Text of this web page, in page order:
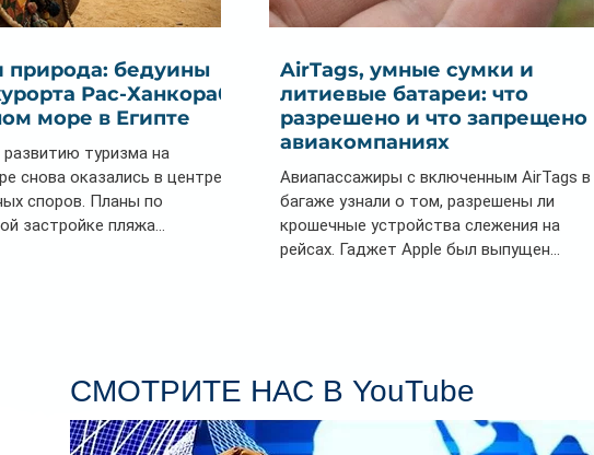
природа: бедуины
Рас-Ханкораб
море в Египте
туризма на
снова оказались в центре
споров. Планы по
застройке пляжа...
AirTags, умные сумки и
литиевые батареи: что
разрешено и что запрещено в
авиакомпаниях
Авиапассажиры с включенным AirTags в
багаже узнали о том, разрешены ли
крошечные устройства слежения на
рейсах. Гаджет Apple был выпущен...
СМОТРИТЕ НАС В YouTube